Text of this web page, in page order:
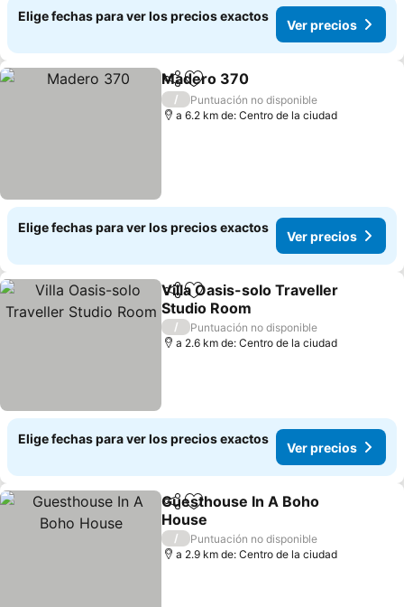
Elige fechas para ver los precios exactos
Ver precios
CompartirAgregar a favoritos
Madero 370
/
Puntuación no disponible
a 6.2 km de: Centro de la ciudad
Elige fechas para ver los precios exactos
Ver precios
CompartirAgregar a favoritos
Villa Oasis-solo Traveller
Studio Room
Ver precios
/
Puntuación no disponible
a 2.6 km de: Centro de la ciudad
Elige fechas para ver los precios exactos
Ver precios
CompartirAgregar a favoritos
Guesthouse In A Boho
House
Ver precios
/
Puntuación no disponible
a 2.9 km de: Centro de la ciudad